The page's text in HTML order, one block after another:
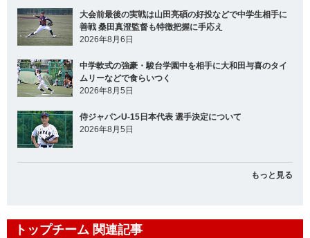
大会前最後の実戦は山田亮碩の好投などで中学生相手に
善戦 桑田真澄監督も特徴把握に手応え
2026年8月6日
中学軟式の強豪・駿台学園中を相手に大和田与喜のタイ
ムリーなどで食らいつく
2026年8月5日
侍ジャパンU-15日本代表 選手決定について
2026年8月5日
もっと見る
トップチーム 関連記事